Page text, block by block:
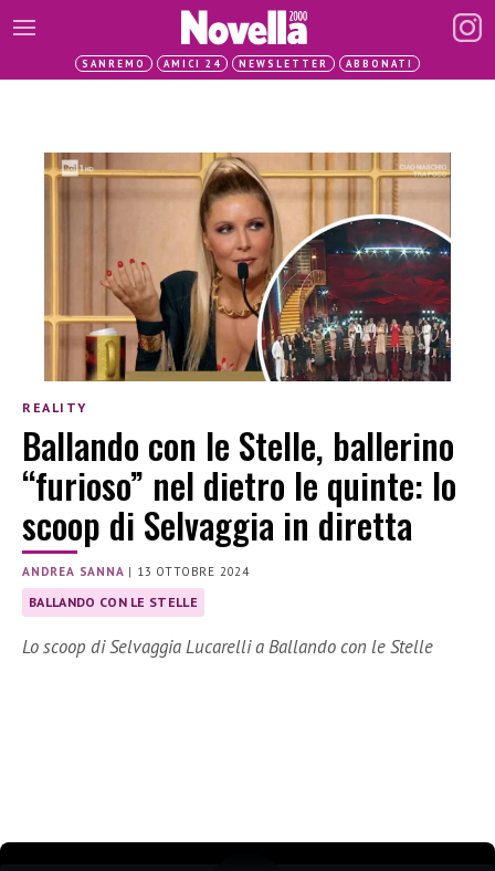
SANREMO AMICI 24 NEWSLETTER ABBONATI
REALITY
Ballando con le Stelle, ballerino
“furioso” nel dietro le quinte: lo
scoop di Selvaggia in diretta
ANDREA SANNA | 13 OTTOBRE 2024
BALLANDO CON LE STELLE
Lo scoop di Selvaggia Lucarelli a Ballando con le Stelle